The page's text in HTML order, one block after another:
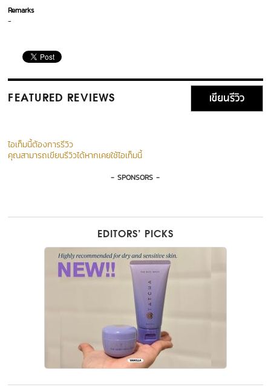
Remarks
-
FEATURED REVIEWS เขียนรีวิว
ไอเท็มนี้ต้องการรีวิว
คุณสามารถเขียนรีวิวได้หากเคยใช้ไอเท็มนี้
- SPONSORS -
EDITORS’ PICKS